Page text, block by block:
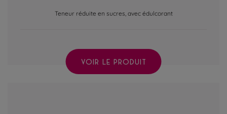
Teneur réduite en sucres, avec édulcorant
VOIR LE PRODUIT